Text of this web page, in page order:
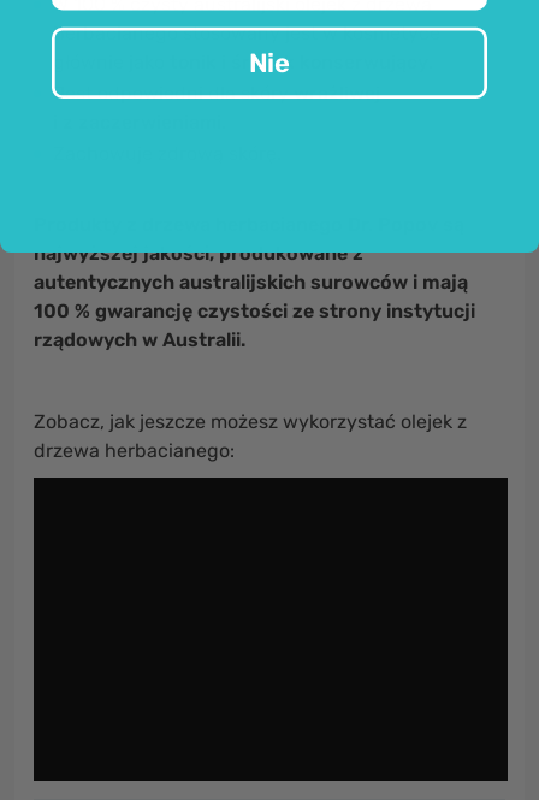
herbacianego stosowany jest w kosmetyce
tonik i środek konserwujący
Jest odpowiedni dla skórywrażliwej
najwyższej jakości, produkowane z
autentycznych australijskich surowców i mają
100 % gwarancję czystości ze strony instytucji
rządowych w Australii.
Zobacz, jak jeszcze możesz wykorzystać olejek z
drzewa herbacianego:
Nie